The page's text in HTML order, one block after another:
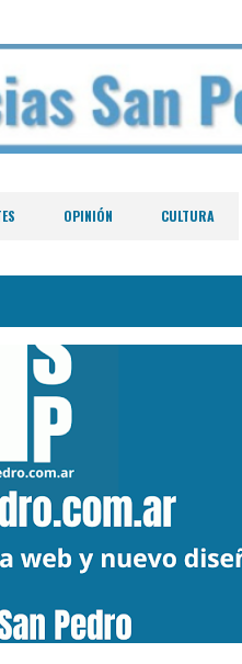
OPINIÓN CULTURA